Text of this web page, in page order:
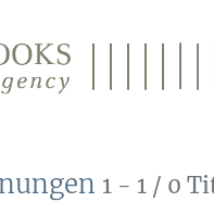
1 - 1 / 0